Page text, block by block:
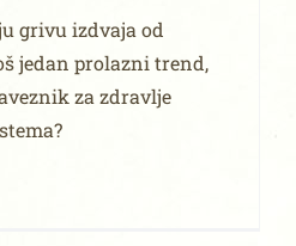
grivu izdvaja od
jedan prolazni trend,
za zdravlje